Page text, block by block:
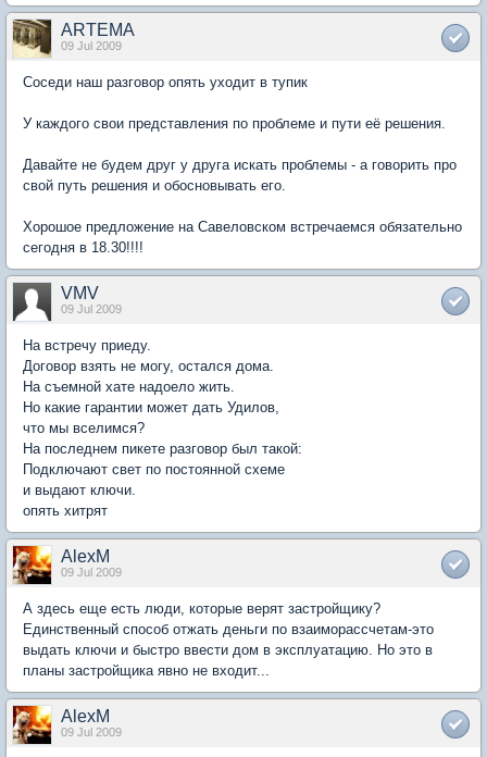
ARTEMA
09 Jul 2009
Соседи наш разговор опять уходит в тупик
У каждого свои представления по проблеме и пути её решения.
Давайте не будем друг у друга искать проблемы - а говорить про
свой путь решения и обосновывать его.
Хорошое предложение на Савеловском встречаемся обязательно
сегодня в 18.30!!!!
VMV
09 Jul 2009
На встречу приеду.
Договор взять не могу, остался дома.
На съемной хате надоело жить.
Но какие гарантии может дать Удилов,
что мы вселимся?
На последнем пикете разговор был такой:
Подключают свет по постоянной схеме
и выдают ключи.
опять хитрят
AlexM
09 Jul 2009
А здесь еще есть люди, которые верят застройщику?
Единственный способ отжать деньги по взаиморассчетам-это
выдать ключи и быстро ввести дом в эксплуатацию. Но это в
планы застройщика явно не входит...
AlexM
09 Jul 2009